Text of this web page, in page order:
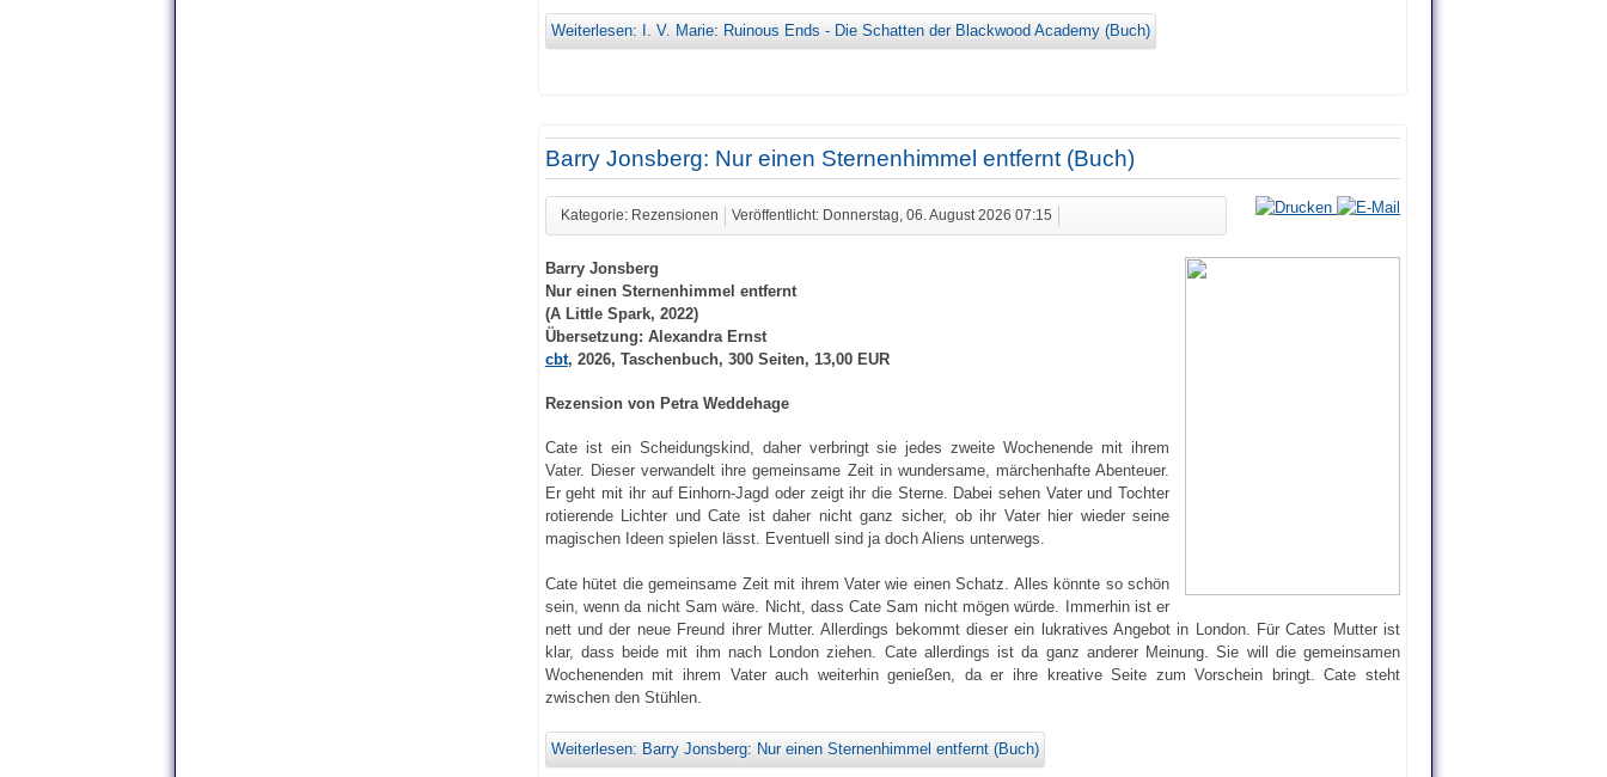
Weiterlesen: I. V. Marie: Ruinous Ends - Die Schatten der Blackwood Academy (Buch)
Barry Jonsberg: Nur einen Sternenhimmel entfernt (Buch)
Kategorie: Rezensionen Veröffentlicht: Donnerstag, 06. August 2026 07:15
Barry Jonsberg
Nur einen Sternenhimmel entfernt
(A Little Spark, 2022)
Übersetzung: Alexandra Ernst
cbt, 2026, Taschenbuch, 300 Seiten, 13,00 EUR
Rezension von Petra Weddehage
Cate ist ein Scheidungskind, daher verbringt sie jedes zweite Wochenende mit ihrem
Vater. Dieser verwandelt ihre gemeinsame Zeit in wundersame, märchenhafte Abenteuer.
Er geht mit ihr auf Einhorn-Jagd oder zeigt ihr die Sterne. Dabei sehen Vater und Tochter
rotierende Lichter und Cate ist daher nicht ganz sicher, ob ihr Vater hier wieder seine
magischen Ideen spielen lässt. Eventuell sind ja doch Aliens unterwegs.
Cate hütet die gemeinsame Zeit mit ihrem Vater wie einen Schatz. Alles könnte so schön
sein, wenn da nicht Sam wäre. Nicht, dass Cate Sam nicht mögen würde. Immerhin ist er
nett und der neue Freund ihrer Mutter. Allerdings bekommt dieser ein lukratives Angebot in London. Für Cates Mutter ist
klar, dass beide mit ihm nach London ziehen. Cate allerdings ist da ganz anderer Meinung. Sie will die gemeinsamen
Wochenenden mit ihrem Vater auch weiterhin genießen, da er ihre kreative Seite zum Vorschein bringt. Cate steht
zwischen den Stühlen.
Weiterlesen: Barry Jonsberg: Nur einen Sternenhimmel entfernt (Buch)